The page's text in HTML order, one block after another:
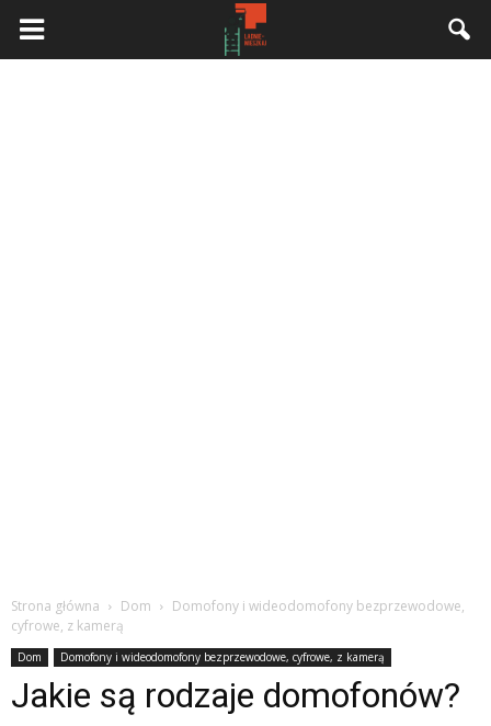
Strona główna Dom
Domofony i wideodomofony bezprzewodowe,
cyfrowe, z kamerą
Dom Domofony i wideodomofony bezprzewodowe, cyfrowe, z kamerą
Jakie są rodzaje domofonów?